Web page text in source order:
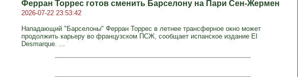
Ферран Торрес готов сменить Барселону на Пари Сен-Жермен
2026-07-22 23:53:42
Нападающий "Барселоны" Ферран Торрес в летнее трансферное окно может
продолжить карьеру во французском ПСЖ, сообщает испанское издание El
Desmarque. ...